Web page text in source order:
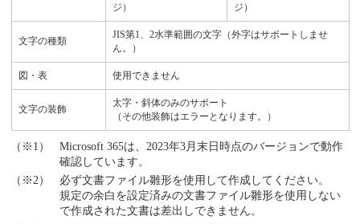
ジ）
ジ）
文字の種類
JIS第1、2水準範囲の文字（外字はサポートしませ
ん。）
図・表 使用できません
文字の装飾
太字・斜体のみのサポート
（その他装飾はエラーとなります。）
Microsoft 365は、2023年3月末日時点のバージョンで動作
確認しています。
必ず文書ファイル雛形を使用して作成してください。
規定の余白を設定済みの文書ファイル雛形を使用しない
で作成された文書は差出しできません。